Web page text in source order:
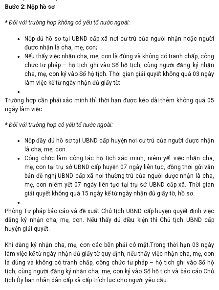
Bước 2: Nộp hồ sơ
* Đối với trường hợp không có yếu tố nước ngoài:
Nộp đủ hồ sơ tại UBND cấp xã nơi cư trú của người nhận hoặc người
được nhận là cha, mẹ, con;
Nếu thấy việc nhận cha, mẹ, con là đúng và không có tranh chấp, công
chức tư pháp – hộ tịch ghi vào Sổ hộ tịch, cùng người đăng ký nhận
cha, mẹ, con ký vào Sổ hộ tịch. Thời gian giải quyết không quá 03 ngày
làm việc kể từ ngày nhận đủ giấy tờ;
Trường hợp cần phải xác minh thì thời hạn được kéo dài thêm không quá 05
ngày làm việc.
* Đối với trường hợp có yếu tố nước ngoài:
Nộp đầy đủ hồ sơ tại UBND cấp huyện nơi cư trú của người được nhận
là cha, mẹ, con.
Công chức làm công tác hộ tịch xác minh, niêm yết việc nhận cha,
mẹ, con tại trụ sở UBND cấp huyện 07 ngày liên tục, đồng thời gửi văn
bản đề nghị UBND cấp xã nơi thường trú của người được nhận là cha,
mẹ, con niêm yết 07 ngày liên tục tại trụ sở UBND cấp xã. Thời gian
giải quyết không quá 15 ngày kể từ ngày nhận đủ giấy tờ, hồ sơ.
Phòng Tư pháp báo cáo và đề xuất Chủ tịch UBND cấp huyện quyết định việc
đăng ký nhận cha, mẹ, con. Nếu thấy đủ điều kiện thì Chủ tịch UBND cấp
huyện giải quyết.
Khi đăng ký nhận cha, mẹ, con các bên phải có mặt.Trong thời hạn 03 ngày
làm việc kể từ ngày nhận đủ giấy tờ quy định, nếu thấy việc nhận cha, mẹ, con
là đúng và không có tranh chấp, công chức tư pháp – hộ tịch ghi vào Sổ hộ
tịch, cùng người đăng ký nhận cha, mẹ, con ký vào Sổ hộ tịch và báo cáo Chủ
tịch Ủy ban nhân dân cấp xã cấp trích lục cho người yêu cầu.